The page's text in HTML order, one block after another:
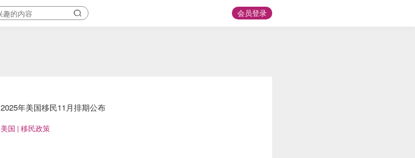
会员登录
2025年美国移民11月排期公布
美国 | 移民政策